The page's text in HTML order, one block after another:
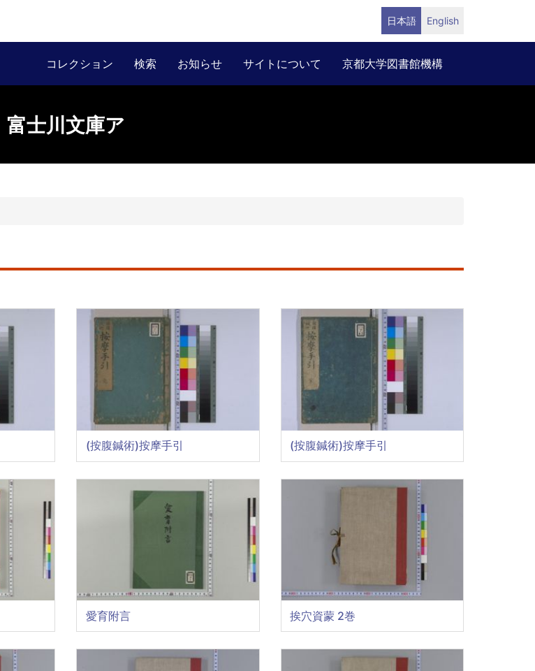
日本語 English
コレクション 検索 お知らせ サイトについて 京都大学図書館機構
富士川文庫ア
(按腹鍼術)按摩手引 (按腹鍼術)按摩手引
愛育附言 挨穴資蒙 2巻